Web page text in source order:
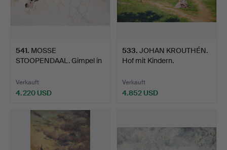
541. MOSSE
STOOPENDAAL. Gimpel in
Verkauft
4.220 USD
533. JOHAN KROUTHÉN.
Hof mit Kindern.
Verkauft
4.852 USD